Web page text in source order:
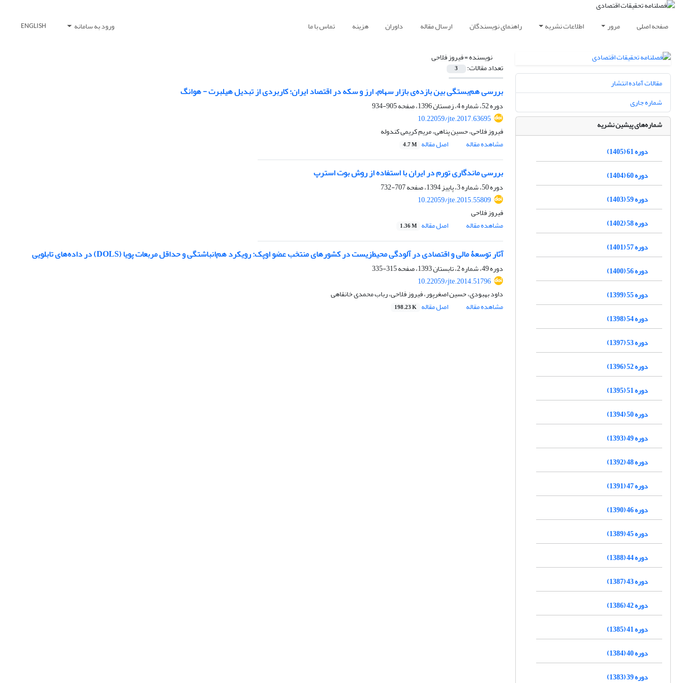
صفحه اصلی مرور اطلاعات نشریه راهنمای نویسندگان ارسال مقاله داوران هزینه تماس با ما ورود به سامانه ENGLISH
نویسنده =فیروز فلاحی
تعداد مقالات: 3
بررسی هم‌بستگی بین بازده‌ی بازار سهام، ارز و سکه در اقتصاد ایران؛ کاربردی از تبدیل هیلبرت - هوانگ
دوره 52، شماره 4، زمستان 1396، صفحه
905-934
10.22059/jte.2017.63695
فیروز فلاحی، حسین پناهی، مریم کریمی کندوله
مشاهده مقاله
اصل مقاله 4.7 M
بررسی ماندگاری تورم در ایران با استفاده از روش بوت‏ استرپ
دوره 50، شماره 3، پاییز 1394، صفحه
707-732
10.22059/jte.2015.55809
فیروز فلاحی
مشاهده مقاله
اصل مقاله 1.36 M
آثار توسعۀ مالی و اقتصادی در آلودگی محیط‌زیست در کشورهای منتخب عضو اوپک: رویکرد هم‌انباشتگی و حداقل مربعات پویا (DOLS) در داده‌های تابلویی
دوره 49، شماره 2، تابستان 1393، صفحه
315-335
10.22059/jte.2014.51796
داود بهبودی، حسین اصغرپور، فیروز فلاحی، رباب محمدی خانقاهی
مشاهده مقاله
اصل مقاله 198.23 K
مقالات آماده انتشار
شماره جاری
شماره‌های پیشین نشریه
دوره 61 (1405)
دوره 60 (1404)
دوره 59 (1403)
دوره 58 (1402)
دوره 57 (1401)
دوره 56 (1400)
دوره 55 (1399)
دوره 54 (1398)
دوره 53 (1397)
دوره 52 (1396)
دوره 51 (1395)
دوره 50 (1394)
دوره 49 (1393)
دوره 48 (1392)
دوره 47 (1391)
دوره 46 (1390)
دوره 45 (1389)
دوره 44 (1388)
دوره 43 (1387)
دوره 42 (1386)
دوره 41 (1385)
دوره 40 (1384)
دوره 39 (1383)